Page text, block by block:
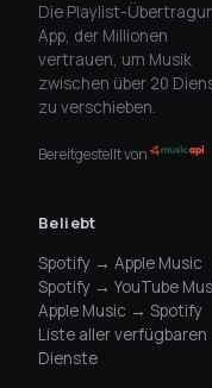
Die Playlist-
App, der Millionen
vertrauen, um Musik
zwischen über 20
zu verschieben.
Bereitgestellt von
Beliebt
Spotify → Apple Music
Spotify → YouTube
Apple Music → Spotify
Liste aller verfügbaren
Dienste